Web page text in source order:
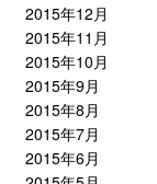
2015年12月
2015年11月
2015年10月
2015年9月
2015年8月
2015年7月
2015年6月